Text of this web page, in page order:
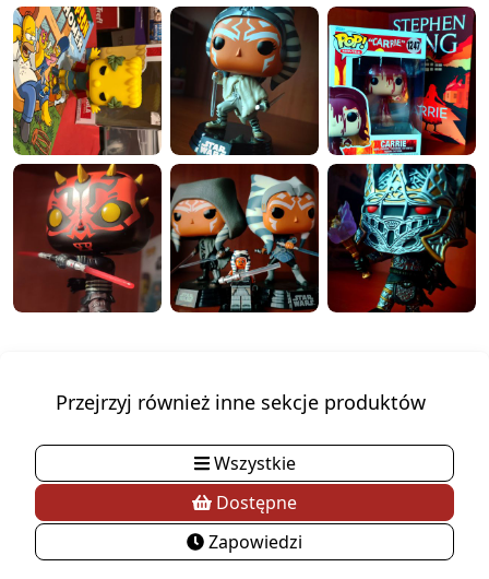
Przejrzyj również inne sekcje produktów
Wszystkie
Dostępne
Zapowiedzi